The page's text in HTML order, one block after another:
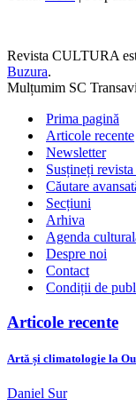
Revista CULTURA
Buzura.
Mulțumim SC
Prima pagină
Articole recente
Newsletter
Susțineți
Căutare
Secțiuni
Arhiva
Agenda
Despre noi
Contact
Condiții de
Articole recente
Artă și climatologie la
Daniel Sur